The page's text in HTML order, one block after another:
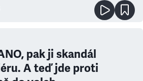
pak ji skandál
A teď jde proti